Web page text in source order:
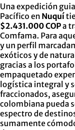
Una expedición
Pacífico en Nuquí
$2.431.000 COPa
Comfama. Para
y un perfil
exóticos y de
gracias a los
empaquetado
logística integral y
fraccionados,
colombiana pueda
espectro de
sumamente